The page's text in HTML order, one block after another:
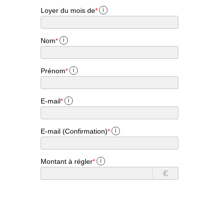
Loyer du mois de* i
Nom* i
Prénom* i
E-mail* i
E-mail (Confirmation)* i
Montant à régler* i
€